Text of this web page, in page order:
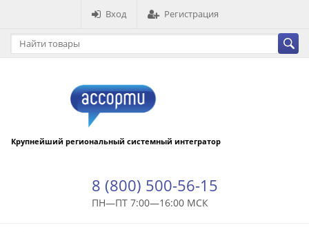
Вход Регистрация
Крупнейший региональный системный интегратор
8 (800) 500-56-15
ПН—ПТ 7:00—16:00 МСК